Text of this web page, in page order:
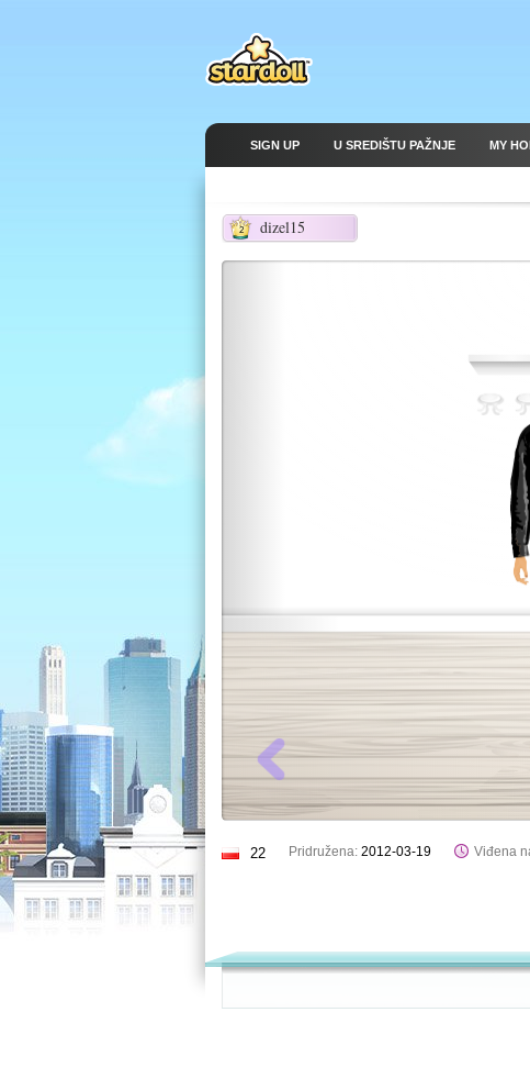
SIGN UP U SREDIŠTU PAŽNJE MY
dizel15
2
22 Pridružena: 2012-03-19 Viđena